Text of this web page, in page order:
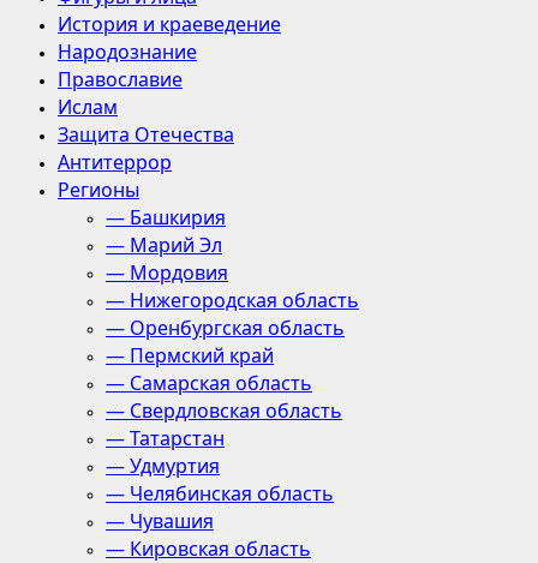
История и краеведение
Народознание
Православие
Ислам
Защита Отечества
Антитеррор
Регионы
— Башкирия
— Марий Эл
— Мордовия
— Нижегородская область
— Оренбургская область
— Пермский край
— Самарская область
— Свердловская область
— Татарстан
— Удмуртия
— Челябинская область
— Чувашия
— Кировская область